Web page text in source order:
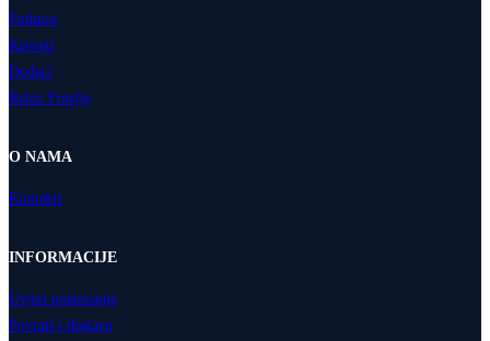
Podnice
Kreveti
Dodaci
Relax Fotelje
O NAMA
Kontakti
INFORMACIJE
Uvjeti poslovanja
Povrati i dostava